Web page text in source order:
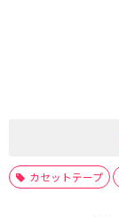
カセットテープ